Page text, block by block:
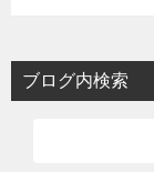
ブログ内検索